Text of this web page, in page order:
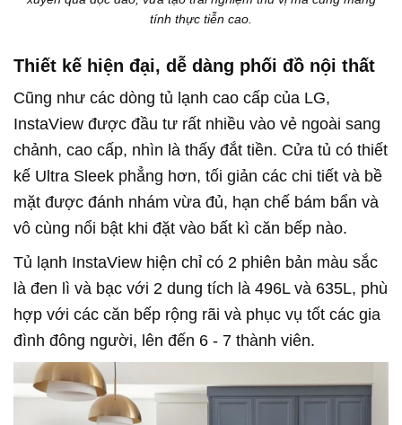
tính thực tiễn cao.
Thiết kế hiện đại, dễ dàng phối đồ nội thất
Cũng như các dòng tủ lạnh cao cấp của LG,
InstaView được đầu tư rất nhiều vào vẻ ngoài sang
chảnh, cao cấp, nhìn là thấy đắt tiền. Cửa tủ có thiết
kế Ultra Sleek phẳng hơn, tối giản các chi tiết và bề
mặt được đánh nhám vừa đủ, hạn chế bám bẩn và
vô cùng nổi bật khi đặt vào bất kì căn bếp nào.
Tủ lạnh InstaView hiện chỉ có 2 phiên bản màu sắc
là đen lì và bạc với 2 dung tích là 496L và 635L, phù
hợp với các căn bếp rộng rãi và phục vụ tốt các gia
đình đông người, lên đến 6 - 7 thành viên.